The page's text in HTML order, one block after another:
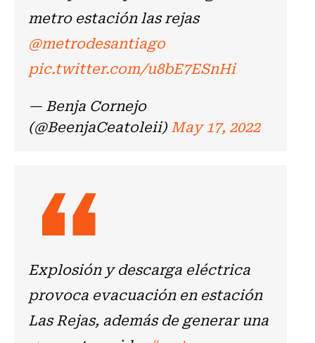
metro estación las rejas
@metrodesantiago
pic.twitter.com/u8bE7ESnHi
— Benja Cornejo
(@BeenjaCeatoleii)May 17, 2022
Explosión y descarga eléctrica
provoca evacuación en estación
Las Rejas, además de generar una